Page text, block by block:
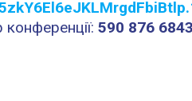
конференції: 590 876 6843